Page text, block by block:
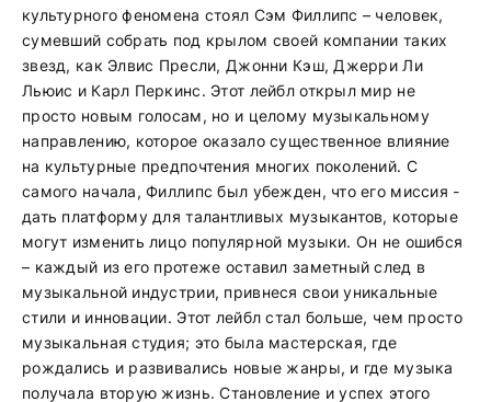
культурного феномена стоял Сэм Филлипс – человек,
сумевший собрать под крылом своей компании таких
звезд, как Элвис Пресли, Джонни Кэш, Джерри Ли
Льюис и Карл Перкинс. Этот лейбл открыл мир не
просто новым голосам, но и целому музыкальному
направлению, которое оказало существенное влияние
на культурные предпочтения многих поколений. С
самого начала, Филлипс был убежден, что его миссия -
дать платформу для талантливых музыкантов, которые
могут изменить лицо популярной музыки. Он не ошибся
– каждый из его протеже оставил заметный след в
музыкальной индустрии, привнеся свои уникальные
стили и инновации. Этот лейбл стал больше, чем просто
музыкальная студия; это была мастерская, где
рождались и развивались новые жанры, и где музыка
получала вторую жизнь. Становление и успех этого